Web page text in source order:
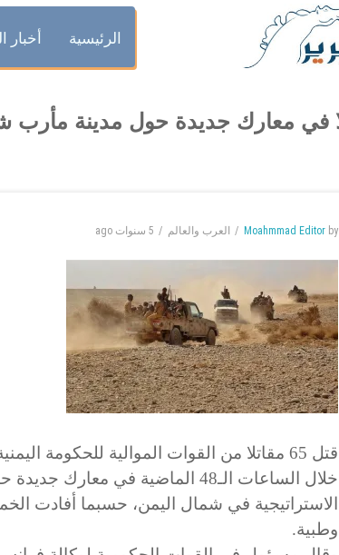
الرئيسية أخبار
by
Moahmmad Editor العرب والعالم 5 سنوات ago
قتل 65 مقاتلا من القوات الموالية للحكومة
خلال الساعات الـ48 الماضية في معارك
الاستراتيجية في شمال اليمن، حسبما أفادت
وطبية.